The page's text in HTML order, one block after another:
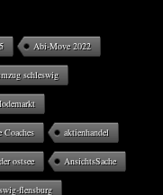
Abi-Move 2022
schleswig
Coaches aktienhandel
ostsee AnsichtsSache
flensburg